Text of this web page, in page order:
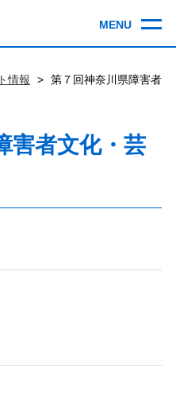
情報
第７回神奈川県障害者
害者文化・芸